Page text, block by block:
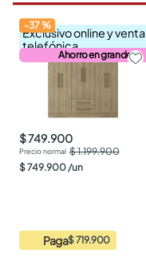
Exclusivo online y venta
telefónica
Ahorro en grande
-37%
$ 749.900
$ 1.199.900
$749.900 /un
Paga$ 719.900